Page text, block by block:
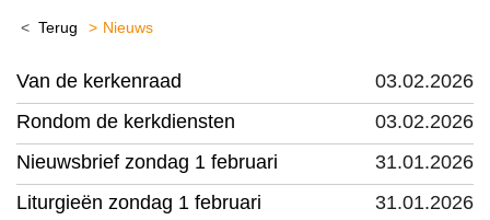
Terug Nieuws
03.02.2026
Van de kerkenraad
03.02.2026
Rondom de kerkdiensten
31.01.2026
Nieuwsbrief zondag 1 februari
31.01.2026
Liturgieën zondag 1 februari